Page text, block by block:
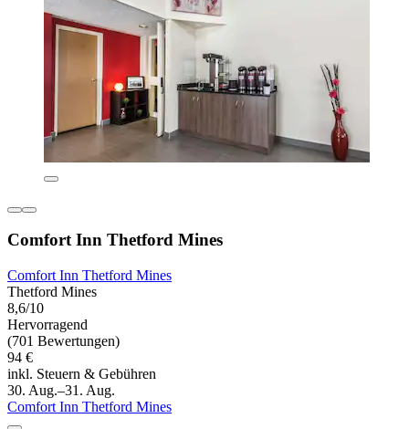
Comfort Inn Thetford Mines
Comfort Inn Thetford Mines
Thetford Mines
8,6/10
Hervorragend
(701 Bewertungen)
94 €
inkl. Steuern & Gebühren
30. Aug.–31. Aug.
Comfort Inn Thetford Mines